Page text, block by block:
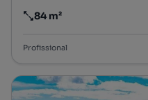
Preço por metro quadrado
84 m²
Profissional